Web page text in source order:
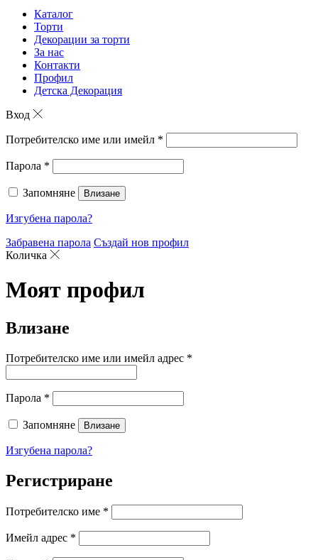
Каталог
Торти
Декорации за торти
За нас
Контакти
Профил
Детска Декорация
Вход
Потребителско име или имейл *
Парола *
Запомняне Влизане
Изгубена парола?
Забравена парола Създай нов профил
Количка
Моят профил
Влизане
Потребителско име или имейл адрес *
Парола *
Запомняне Влизане
Изгубена парола?
Регистриране
Потребителско име *
Имейл адрес *